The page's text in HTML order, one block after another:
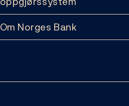
Om Norges Bank